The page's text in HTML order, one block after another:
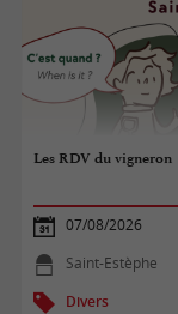
Les RDV du vigneron
07/08/2026
Saint-Estèphe
Divers